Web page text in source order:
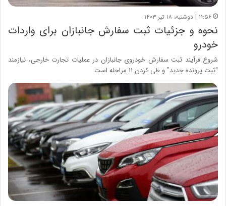
۱۱:۵۶ | دوشنبه، ۱۸ تیر ۱۴۰۳
نحوه و جزئیات ثبت سفارش جانبازان برای واردات
خودرو
شروع فرآیند ثبت سفارش خودروی جانبازان در عملیات تجارت خارجی، نیازمند
"ثبت پرونده جدید" و طی کردن ۱۱ مراحله است.